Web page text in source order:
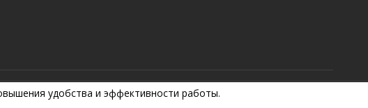
удобства и эффективности работы.